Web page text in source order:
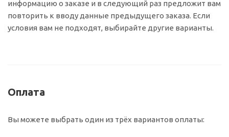
информацию о заказе и в следующий раз предложит вам
повторить к вводу данные предыдущего заказа. Если
условия вам не подходят, выбирайте другие варианты.
Оплата
Вы можете выбрать один из трёх вариантов оплаты: